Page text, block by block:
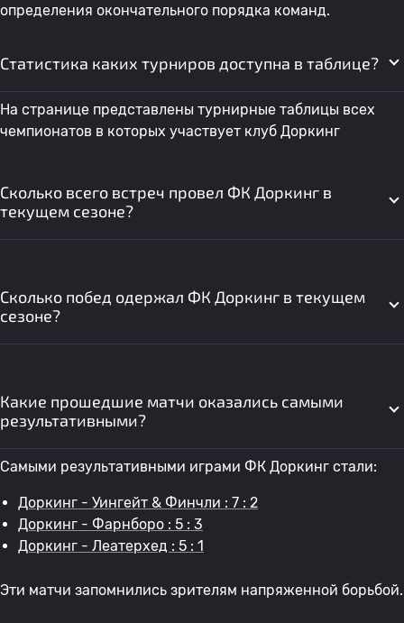
определения окончательного порядка команд.
Статистика каких турниров доступна в таблице?
На странице представлены турнирные таблицы всех
чемпионатов в которых участвует клуб Доркинг
Сколько всего встреч провел ФК Доркинг в
текущем сезоне?
Сколько побед одержал ФК Доркинг в текущем
сезоне?
Какие прошедшие матчи оказались самыми
результативными?
Самыми результативными играми ФК Доркинг стали:
Доркинг - Уингейт & Финчли : 7 : 2
Доркинг - Фарнборо : 5 : 3
Доркинг - Леатерхед : 5 : 1
Эти матчи запомнились зрителям напряженной борьбой.